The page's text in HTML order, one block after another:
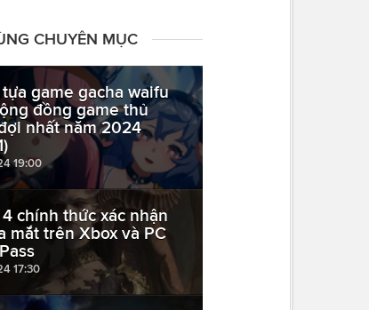
CHUYÊN MỤC
tựa game gacha waifu
đồng game thủ
nhất năm 2024
19:00
chính thức xác nhận
mắt trên Xbox và PC
17:30